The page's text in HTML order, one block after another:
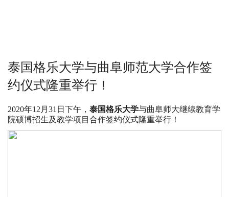
泰国格乐大学与曲阜师范大学合作签
约仪式隆重举行！
2020年12月31日下午， 泰国格乐大学与曲阜师大继续教育学
院硕博招生及教学项目合作签约仪式隆重举行！